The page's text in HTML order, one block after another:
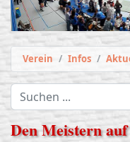
Verein Infos
Suchen
...
Den Meistern